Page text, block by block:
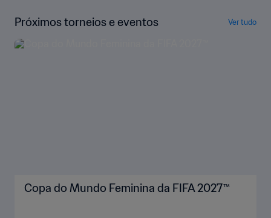
Próximos torneios e eventos Ver tudo
Copa do Mundo Feminina da FIFA 2027™